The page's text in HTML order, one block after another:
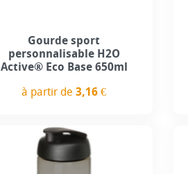
Gourde sport
personnalisable H2O
Active® Eco Base 650ml
à partir de3,16 €